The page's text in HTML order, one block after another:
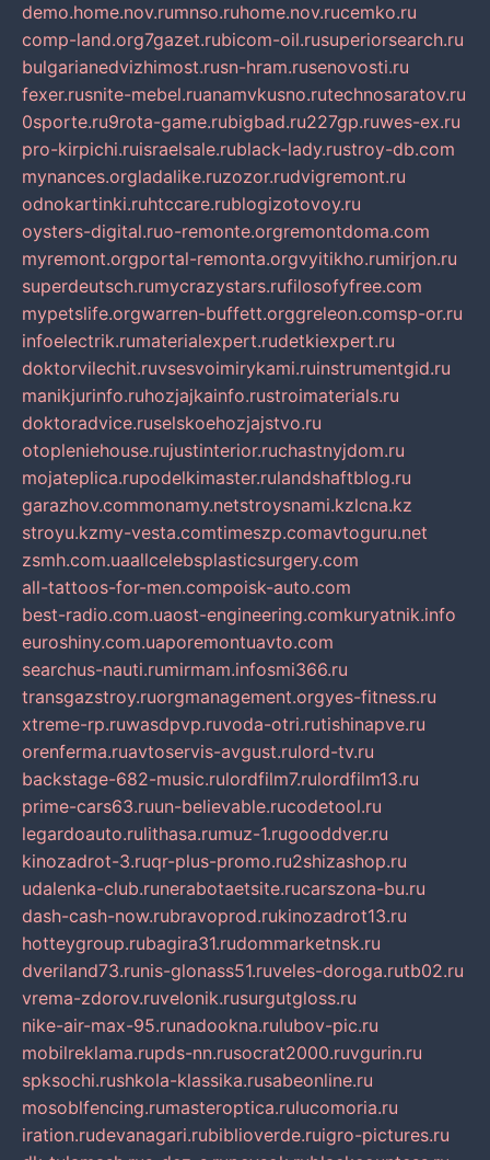
demo.home.nov.rumnso.ruhome.nov.rucemko.ru
comp-land.org7gazet.rubicom-oil.rusuperiorsearch.ru
bulgarianedvizhimost.rusn-hram.rusenovosti.ru
fexer.rusnite-mebel.ruanamvkusno.rutechnosaratov.ru
0sporte.ru9rota-game.rubigbad.ru227gp.ruwes-ex.ru
pro-kirpichi.ruisraelsale.rublack-lady.rustroy-db.com
mynances.orgladalike.ruzozor.rudvigremont.ru
odnokartinki.ruhtccare.rublogizotovoy.ru
oysters-digital.ruo-remonte.orgremontdoma.com
myremont.orgportal-remonta.orgvyitikho.rumirjon.ru
superdeutsch.rumycrazystars.rufilosofyfree.com
mypetslife.orgwarren-buffett.orggreleon.comsp-or.ru
infoelectrik.rumaterialexpert.rudetkiexpert.ru
doktorvilechit.ruvsesvoimirykami.ruinstrumentgid.ru
manikjurinfo.ruhozjajkainfo.rustroimaterials.ru
doktoradvice.ruselskoehozjajstvo.ru
otopleniehouse.rujustinterior.ruchastnyjdom.ru
mojateplica.rupodelkimaster.rulandshaftblog.ru
garazhov.commonamy.netstroysnami.kzlcna.kz
stroyu.kzmy-vesta.comtimeszp.comavtoguru.net
zsmh.com.uaallcelebsplasticsurgery.com
all-tattoos-for-men.compoisk-auto.com
best-radio.com.uaost-engineering.comkuryatnik.info
euroshiny.com.uaporemontuavto.com
searchus-nauti.rumirmam.infosmi366.ru
transgazstroy.ruorgmanagement.orgyes-fitness.ru
xtreme-rp.ruwasdpvp.ruvoda-otri.rutishinapve.ru
orenferma.ruavtoservis-avgust.rulord-tv.ru
backstage-682-music.rulordfilm7.rulordfilm13.ru
prime-cars63.ruun-believable.rucodetool.ru
legardoauto.rulithasa.rumuz-1.rugooddver.ru
kinozadrot-3.ruqr-plus-promo.ru2shizashop.ru
udalenka-club.runerabotaetsite.rucarszona-bu.ru
dash-cash-now.rubravoprod.rukinozadrot13.ru
hotteygroup.rubagira31.rudommarketnsk.ru
dveriland73.runis-glonass51.ruveles-doroga.rutb02.ru
vrema-zdorov.ruvelonik.rusurgutgloss.ru
nike-air-max-95.runadookna.rulubov-pic.ru
mobilreklama.rupds-nn.rusocrat2000.ruvgurin.ru
spksochi.rushkola-klassika.rusabeonline.ru
mosoblfencing.rumasteroptica.rulucomoria.ru
iration.rudevanagari.rubiblioverde.ruigro-pictures.ru